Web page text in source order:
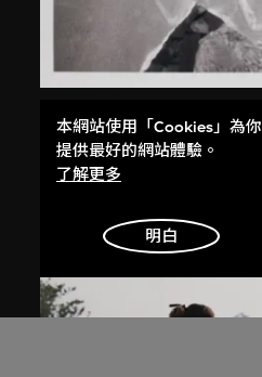
白宜洛
無題
2000
本網站使用「Cookies」為你
提供最好的網站體驗。
了解更多
明白